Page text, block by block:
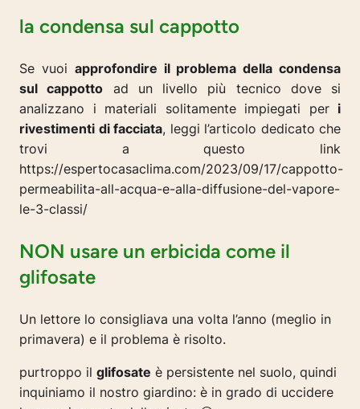
la condensa sul cappotto
Se vuoi approfondire il problema della condensa
sul cappotto ad un livello più tecnico dove si
analizzano i materiali solitamente impiegati per i
rivestimenti di facciata, leggi l’articolo dedicato che
trovi a questo link
https://espertocasaclima.com/2023/09/17/cappotto-
permeabilita-all-acqua-e-alla-diffusione-del-vapore-
le-3-classi/
NON usare un erbicida come il
glifosate
Un lettore lo consigliava una volta l’anno (meglio in
primavera) e il problema è risolto.
purtroppo il glifosate è persistente nel suolo, quindi
inquiniamo il nostro giardino: è in grado di uccidere